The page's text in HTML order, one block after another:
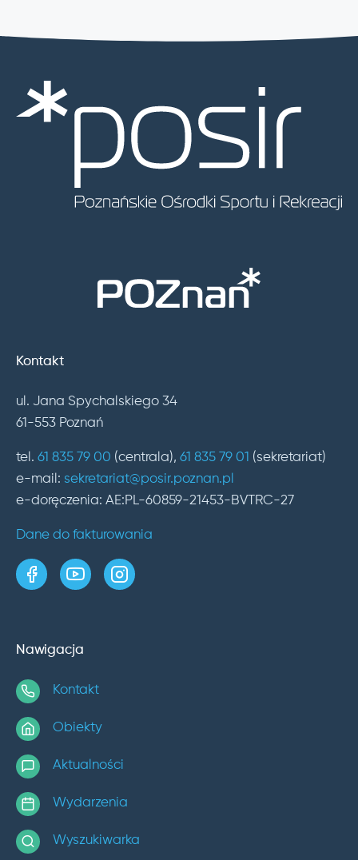
Kontakt
ul. Jana Spychalskiego 34
61-553 Poznań
tel. 61 835 79 00 (centrala), 61 835 79 01 (sekretariat)
e-mail: sekretariat@posir.poznan.pl
e-doręczenia: AE:PL-60859-21453-BVTRC-27
Dane do fakturowania
strona w serwisie Facebook
kanał w serwisie YouTube
profil w serwisie Instagram
Nawigacja
Kontakt
Obiekty
Aktualności
Wydarzenia
Wyszukiwarka